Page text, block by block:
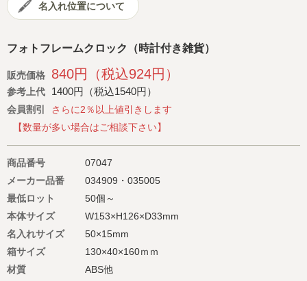
名入れ位置について
フォトフレームクロック（時計付き雑貨）
販売価格 840円（税込924円）
参考上代 1400円（税込1540円）
会員割引
さらに2％以上値引きします
【数量が多い場合はご相談下さい】
商品番号
07047
メーカー品番
034909・035005
最低ロット
50個～
本体サイズ
W153×H126×D33mm
名入れサイズ
50×15mm
箱サイズ
130×40×160ｍｍ
材質
ABS他